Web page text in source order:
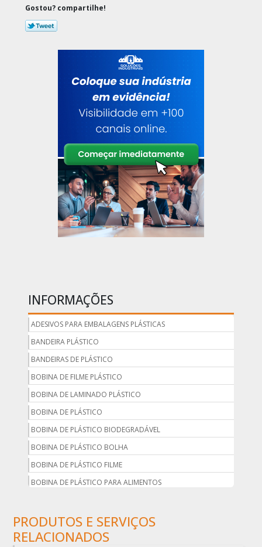
Gostou? compartilhe!
INFORMAÇÕES
ADESIVOS PARA EMBALAGENS PLÁSTICAS
BANDEIRA PLÁSTICO
BANDEIRAS DE PLÁSTICO
BOBINA DE FILME PLÁSTICO
BOBINA DE LAMINADO PLÁSTICO
BOBINA DE PLÁSTICO
BOBINA DE PLÁSTICO BIODEGRADÁVEL
BOBINA DE PLÁSTICO BOLHA
BOBINA DE PLÁSTICO FILME
BOBINA DE PLÁSTICO PARA ALIMENTOS
BOBINA DE PLÁSTICO PRETO
BOBINA DE PLÁSTICO TRANSPARENTE
PRODUTOS E SERVIÇOS
RELACIONADOS